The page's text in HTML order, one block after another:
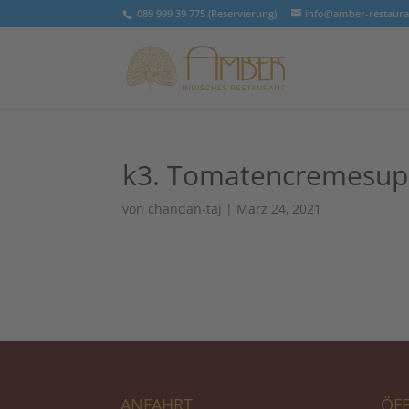
089 999 39 775 (Reservierung) info@amber-
k3.
von chandan-taj | März 24, 2021
ANFAHRT